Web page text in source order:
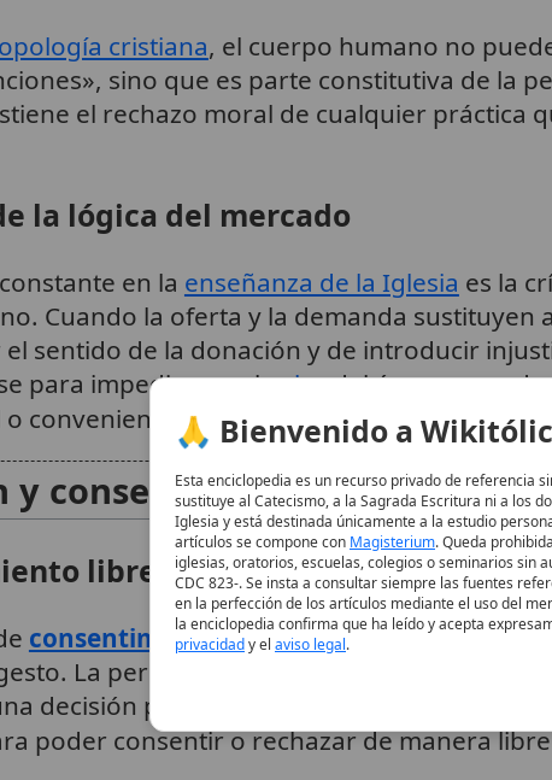
cristiana, el cuerpo humano no
sino que es parte constitutiva de la
el rechazo moral de cualquier práctica
la lógica del mercado
en la enseñanza de la Iglesia es la
Cuando la oferta y la demanda sustituyen
sentido de la donación y de introducir
para impedir que elvalordel órgano quede
conveniencia.6
y consentimiento informado
libre y consciente
consentimiento informadose considera
La persona donante (o quienes
decisión previa del donante) debe recibir
poder consentir o rechazar de manera
🙏 Bienvenido a
Esta enciclopedia es un recurso privado de referencia
sustituye al Catecismo, a la Sagrada Escritura ni a los
Iglesia y está destinada únicamente a la estudio
artículos se compone con Magisterium. Queda
iglesias, oratorios, escuelas, colegios o seminarios sin
CDC 823-. Se insta a consultar siempre las fuentes
en la perfección de los artículos mediante el uso del
la enciclopedia confirma que ha leído y acepta
privacidady el aviso legal.